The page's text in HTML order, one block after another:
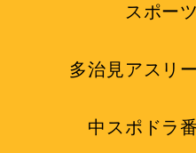
スポー
多治見アスリ
中スポドラ